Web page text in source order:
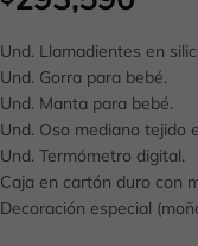
Und. Llamadientes en
Und. Gorra para bebé.
Und. Manta para bebé.
Und. Oso mediano tejido
Und. Termómetro digital.
Caja en cartón duro con
Decoración especial